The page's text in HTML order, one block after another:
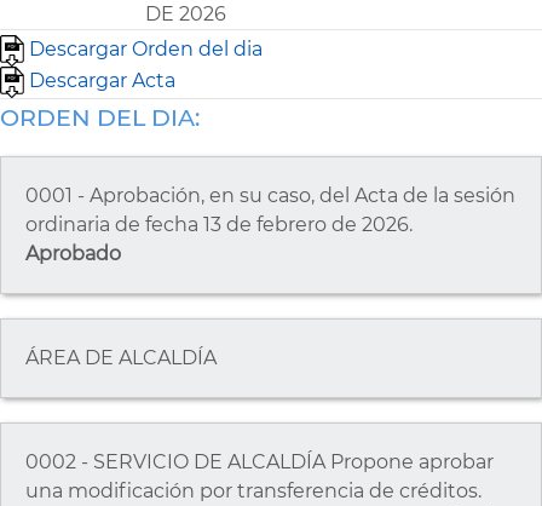
DE 2026
Descargar Orden del dia
Descargar Acta
ORDEN DEL DIA:
0001 - Aprobación, en su caso, del Acta de la sesión
ordinaria de fecha 13 de febrero de 2026.
Aprobado
ÁREA DE ALCALDÍA
0002 - SERVICIO DE ALCALDÍA Propone aprobar
una modificación por transferencia de créditos.